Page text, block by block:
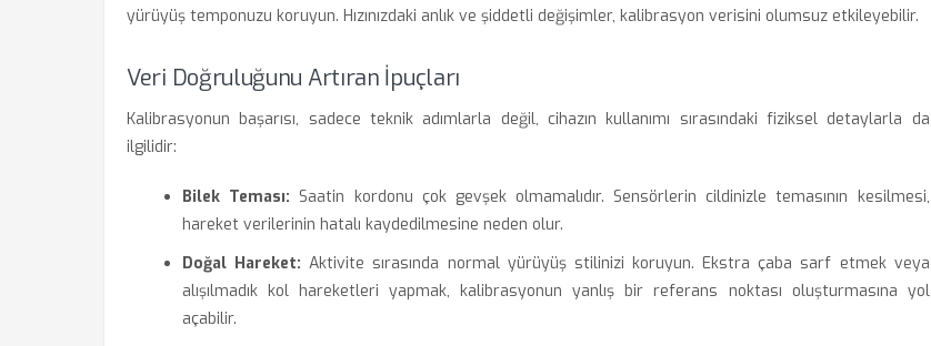
yürüyüş temponuzu koruyun. Hızınızdaki anlık ve şiddetli değişimler, kalibrasyon verisini olumsuz etkileyebilir.
Veri Doğruluğunu Artıran İpuçları
Kalibrasyonun başarısı, sadece teknik adımlarla değil, cihazın kullanımı sırasındaki fiziksel detaylarla da
ilgilidir:
Bilek Teması: Saatin kordonu çok gevşek olmamalıdır. Sensörlerin cildinizle temasının kesilmesi,
hareket verilerinin hatalı kaydedilmesine neden olur.
Doğal Hareket: Aktivite sırasında normal yürüyüş stilinizi koruyun. Ekstra çaba sarf etmek veya
alışılmadık kol hareketleri yapmak, kalibrasyonun yanlış bir referans noktası oluşturmasına yol
açabilir.